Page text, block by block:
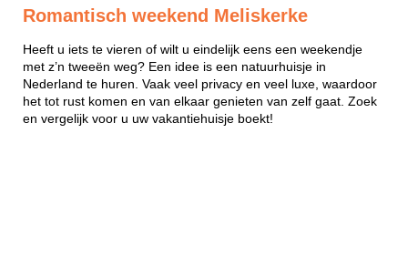
Romantisch weekend Meliskerke
Heeft u iets te vieren of wilt u eindelijk eens een weekendje
met z’n tweeën weg? Een idee is een natuurhuisje in
Nederland te huren. Vaak veel privacy en veel luxe, waardoor
het tot rust komen en van elkaar genieten van zelf gaat. Zoek
en vergelijk voor u uw vakantiehuisje boekt!